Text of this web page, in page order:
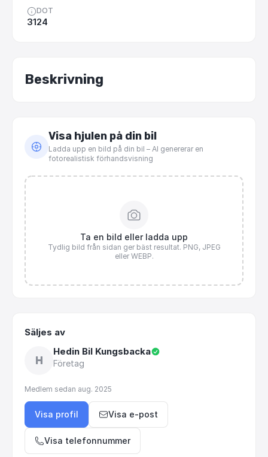
DOT
3124
Beskrivning
Visa hjulen på din bil
Ladda upp en bild på din bil – AI genererar en
fotorealistisk förhandsvisning
Ta en bild eller ladda upp
Tydlig bild från sidan ger bäst resultat. PNG, JPEG
eller WEBP.
Säljes av
H
Hedin Bil Kungsbacka
Företag
Medlem sedan aug. 2025
Visa profil Visa e-post
Visa telefonnummer